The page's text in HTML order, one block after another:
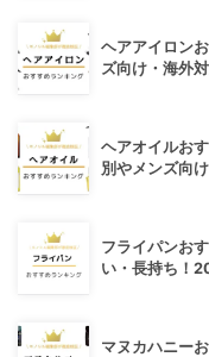
ヘアアイロン
ズ向け・海外
ヘアオイルお
別やメンズ向け
フライパンお
い・長持ち！
マヌカハニー